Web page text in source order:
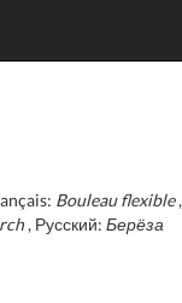
Bouleau flexible,
, Русский: Берёза